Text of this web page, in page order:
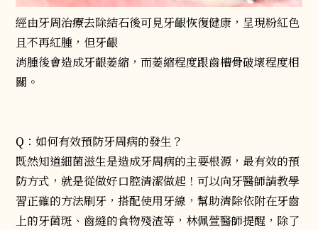
經由牙周治療去除結石後可見牙齦恢復健康，呈現粉紅色
且不再紅腫，但牙齦
消腫後會造成牙齦萎縮，而萎縮程度跟齒槽骨破壞程度相
關。
Q：如何有效預防牙周病的發生？
既然知道細菌滋生是造成牙周病的主要根源，最有效的預
防方式，就是從做好口腔清潔做起！可以向牙醫師請教學
習正確的方法刷牙，搭配使用牙線，幫助清除依附在牙齒
上的牙菌斑、齒縫的食物殘渣等，林佩萱醫師提醒，除了